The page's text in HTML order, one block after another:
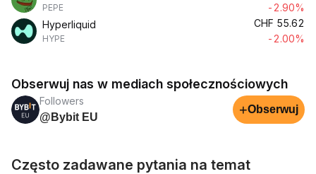
PEPE
-2.90%
Hyperliquid
HYPE
CHF 55.62
-2.00%
Obserwuj nas w mediach społecznościowych
Followers
@Bybit EU
+Obserwuj
Często zadawane pytania na temat